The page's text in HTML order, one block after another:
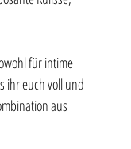
für intime
ihr euch voll und
aus